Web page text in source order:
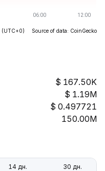
(UTC+0) Source of data: CoinGecko
167.50K
1.19M
0.497721
150.00M
14 дн. 30 дн.